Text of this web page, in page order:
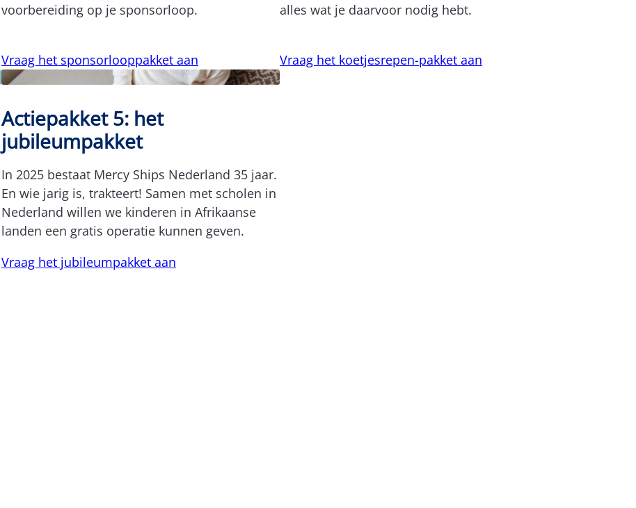
voorbereiding op je sponsorloop.
Vraag het sponsorlooppakket aan
alles wat je daarvoor nodig hebt.
Vraag het koetjesrepen-pakket aan
Actiepakket 5: het
jubileumpakket
In 2025 bestaat Mercy Ships Nederland 35 jaar.
En wie jarig is, trakteert! Samen met scholen in
Nederland willen we kinderen in Afrikaanse
landen een gratis operatie kunnen geven.
Vraag het jubileumpakket aan